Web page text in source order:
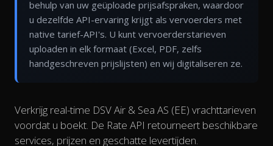
behulp van uw geüploade prijsafspraken, waardoor
u dezelfde API-ervaring krijgt als vervoerders met
native tarief-API's. U kunt vervoerderstarieven
uploaden in elk formaat (Excel, PDF, zelfs
handgeschreven prijslijsten) en wij digitaliseren ze.
Verkrijg real-time DSV Air & Sea AS (EE) vrachttarieven
voordat u boekt. De Rate API retourneert beschikbare
services, prijzen en geschatte levertijden.